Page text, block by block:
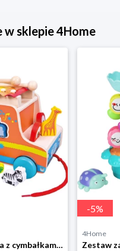
w sklepie 4Home
Bino Wkładanka z cymbałkami Auto, pomarańczowa
-5%
4Home